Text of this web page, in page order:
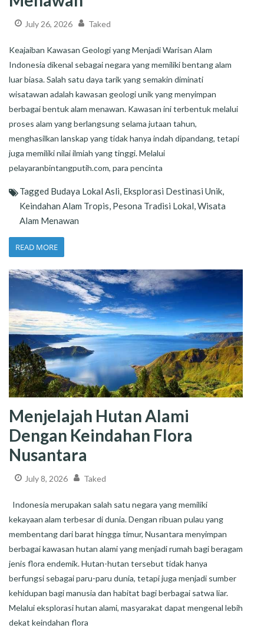
July 26, 2026 Taked
Keajaiban Kawasan Geologi yang Menjadi Warisan Alam
Indonesia dikenal sebagai negara yang memiliki bentang alam
luar biasa. Salah satu daya tarik yang semakin diminati
wisatawan adalah kawasan geologi unik yang menyimpan
berbagai bentuk alam menawan. Kawasan ini terbentuk melalui
proses alam yang berlangsung selama jutaan tahun,
menghasilkan lanskap yang tidak hanya indah dipandang, tetapi
juga memiliki nilai ilmiah yang tinggi. Melalui
pelayaranbintangputih.com, para pencinta
Tagged Budaya Lokal Asli, Eksplorasi Destinasi Unik,
Keindahan Alam Tropis, Pesona Tradisi Lokal,Wisata
Alam Menawan
READ MORE
Menjelajah Hutan Alami
Dengan Keindahan Flora
Nusantara
July 8, 2026 Taked
Indonesia merupakan salah satu negara yang memiliki
kekayaan alam terbesar di dunia. Dengan ribuan pulau yang
membentang dari barat hingga timur, Nusantara menyimpan
berbagai kawasan hutan alami yang menjadi rumah bagi beragam
jenis flora endemik. Hutan-hutan tersebut tidak hanya
berfungsi sebagai paru-paru dunia, tetapi juga menjadi sumber
kehidupan bagi manusia dan habitat bagi berbagai satwa liar.
Melalui eksplorasi hutan alami, masyarakat dapat mengenal lebih
dekat keindahan flora